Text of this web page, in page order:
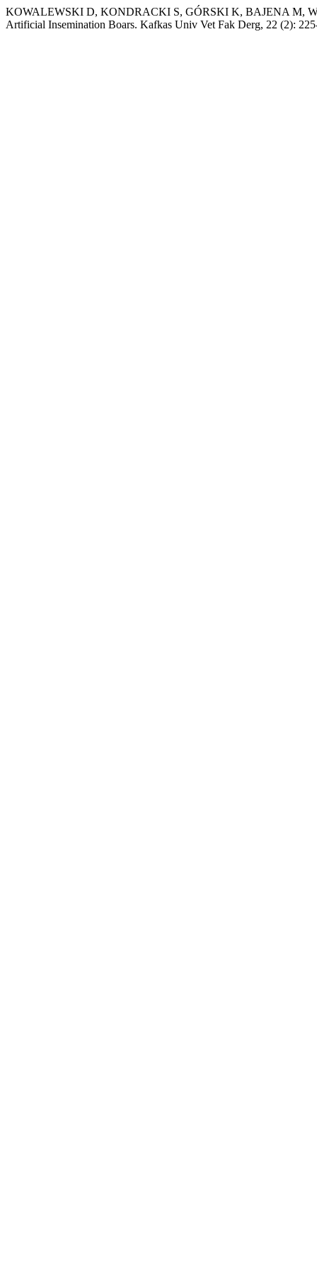
KOWALEWSKI D, KONDRACKI S, GÓRSKI K, BAJENA M,
Artificial Insemination Boars. Kafkas Univ Vet Fak Derg, 22 (2):